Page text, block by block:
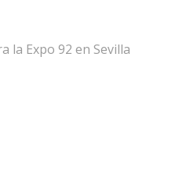
la Expo 92 en Sevilla